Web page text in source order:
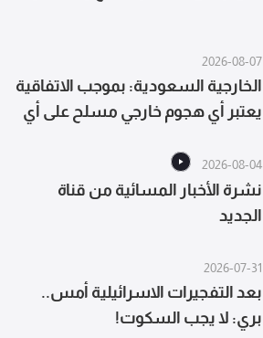
2026-08-07
الخارجية السعودية: بموجب الاتفاقية
يعتبر أي هجوم خارجي مسلح على أي
الجميع
2026-08-04
نشرة الأخبار المسائية من قناة
الجديد
2026-07-31
بعد التفجيرات الاسرائيلية أمس..
بري: لا يجب السكوت!